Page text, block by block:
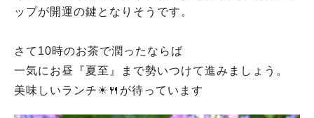
ップが開運の鍵となりそうです。
さて10時のお茶で潤ったならば
一気にお昼『夏至』まで勢いつけて進みましょう。
美味しいランチ☀🍴が待っています